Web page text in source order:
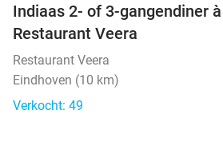
Indiaas 2- of 3-gangendiner
Restaurant Veera
Restaurant Veera
Eindhoven (10 km)
Verkocht: 49